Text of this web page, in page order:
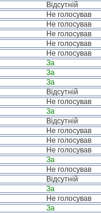
Відсутній
Не голосував
Не голосував
Не голосував
Не голосував
Не голосував
За
За
За
Відсутній
Не голосував
За
Відсутній
Не голосував
Не голосував
Не голосував
За
Не голосував
Відсутній
За
Не голосував
За